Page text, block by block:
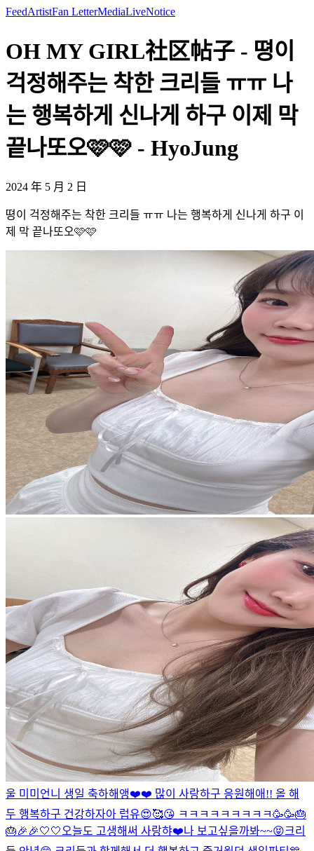
FeedArtistFan LetterMediaLiveNotice
OH MY GIRL社区帖子 - 뗭이
걱정해주는 착한 크리들 ㅠㅠ 나
는 행복하게 신나게 하구 이제 막
끝나또오🩷🩷 - HyoJung
2024 年 5 月 2 日
뗭이 걱정해주는 착한 크리들 ㅠㅠ 나는 행복하게 신나게 하구 이
제 막 끝나또오🩷🩷
울 미미언니 생일 축하해앵❤️❤️ 많이 사랑하구 응원해애!! 올 해
두 행복하구 건강하자아 럽유😍🥰😘 ㅋㅋㅋㅋㅋㅋㅋㅋㅋ🥳🥳🎂
🎂🎉🎉🤍🤍 오늘도 고생해써 사랑햐❤️나 보고싶을까봐~~😝크리